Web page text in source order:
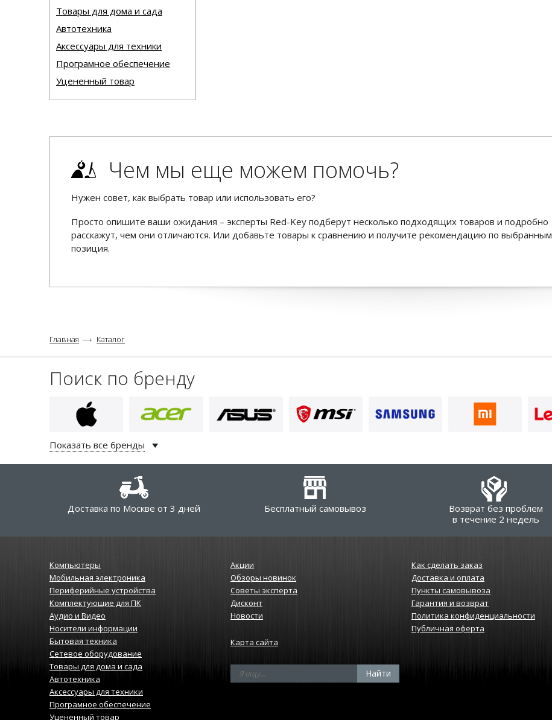
Товары для дома и сада
Автотехника
Аксессуары для техники
Програмное обеспечение
Уцененный товар
Чем мы еще можем помочь?
Нужен совет, как выбрать товар или использовать его?
Просто опишите ваши ожидания – эксперты Red-Key подберут несколько подходящих товаров и подробно
расскажут, чем они отличаются. Или добавьте товары к сравнению и получите рекомендацию по выбранным
позиция.
Главная Каталог
Поиск по бренду
Показать все бренды
Доставка по Москве от 3 дней Бесплатный самовывоз
Возврат без проблем
в течение 2 недель
Компьютеры
Мобильная электроника
Периферийные устройства
Комплектующие для ПК
Аудио и Видео
Носители информации
Бытовая техника
Сетевое оборудование
Товары для дома и сада
Автотехника
Аксессуары для техники
Програмное обеспечение
Уцененный товар
Акции
Обзоры новинок
Советы эксперта
Дисконт
Новости
Карта сайта
Как сделать заказ
Доставка и оплата
Пункты самовывоза
Гарантия и возврат
Политика конфиденциальности
Публичная оферта